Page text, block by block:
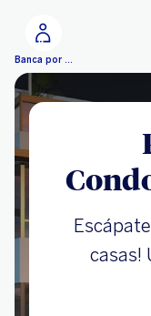
Banca por Internet
casas!